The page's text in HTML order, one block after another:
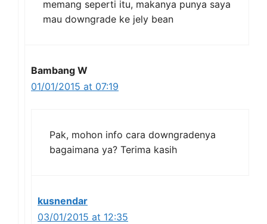
memang seperti itu, makanya punya saya
mau downgrade ke jely bean
Bambang W
01/01/2015 at 07:19
Pak, mohon info cara downgradenya
bagaimana ya? Terima kasih
kusnendar
03/01/2015 at 12:35